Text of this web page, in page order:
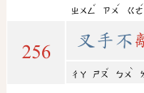
ㄓㄨㄥ
ˇ
ㄗㄨ
ˊ
ㄍㄜ
ˊ
256
叉手不
ㄔㄚ ㄕㄡ
ˇ
ㄅㄨ
ˋ